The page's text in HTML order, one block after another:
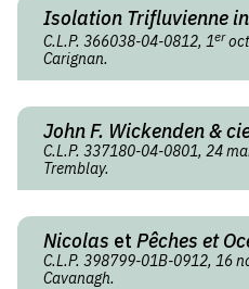
Isolation Trifluvienne
C.L.P. 366038-04-0812, 1er
Carignan.
John F. Wickenden &
C.L.P. 337180-04-0801, 24
Tremblay.
Nicolas et Pêches et
C.L.P. 398799-01B-0912, 16
Cavanagh.